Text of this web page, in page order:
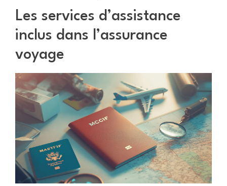
Les services d’assistance
inclus dans l’assurance
voyage